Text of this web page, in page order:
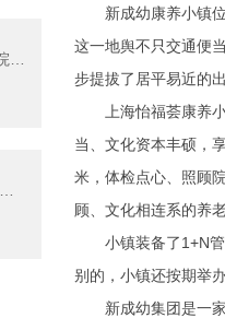
新成幼康养小镇位
这一地舆不只交通便
步提拔了居平易近的
上海怡福荟康养小
当、文化资本丰硕，
米，体检点心、照顾
顾、文化相连系的养
小镇装备了1+N管
别的，小镇还按期举
新成幼集团是一家